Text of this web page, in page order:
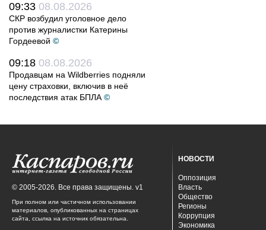
09:33 08.08.2026
СКР возбудил уголовное дело
против журналистки Катерины
Гордеевой ©
09:18 08.08.2026
Продавцам на Wildberries подняли
цену страховки, включив в неё
последствия атак БПЛА ©
© 2005-2026. Все права защищены. v1
При полном или частичном использовании
материалов, опубликованных на страницах
сайта, ссылка на источник обязательна.
НОВОСТИ
Оппозиция
Власть
Общество
Регионы
Коррупция
Экономика